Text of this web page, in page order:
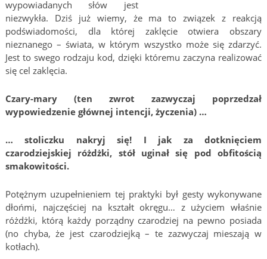
wypowiadanych słów jest
niezwykła. Dziś już wiemy, że ma to związek z reakcją
podświadomości, dla której zaklęcie otwiera obszary
nieznanego – świata, w którym wszystko może się zdarzyć.
Jest to swego rodzaju kod, dzięki któremu zaczyna realizować
się cel zaklęcia.
Czary-mary (ten zwrot zazwyczaj poprzedzał
wypowiedzenie głównej intencji, życzenia) …
… stoliczku nakryj się! I jak za dotknięciem
czarodziejskiej różdżki, stół uginał się pod obfitością
smakowitości.
Potężnym uzupełnieniem tej praktyki był gesty wykonywane
dłońmi, najczęściej na kształt okręgu… z użyciem właśnie
różdżki, którą każdy porządny czarodziej na pewno posiada
(no chyba, że jest czarodziejką – te zazwyczaj mieszają w
kotłach).